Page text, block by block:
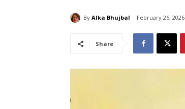
By Alka Bhujbal February 26, 2026
Share